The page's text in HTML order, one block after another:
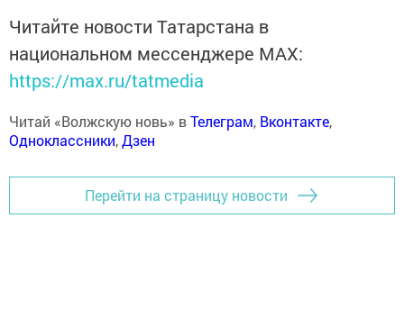
Читайте новости Татарстана в
национальном мессенджере MАХ:
https://max.ru/tatmedia
Читай «Волжскую новь» вТелеграм, Вконтакте,
Одноклассники,Дзен
Перейти на страницу новости